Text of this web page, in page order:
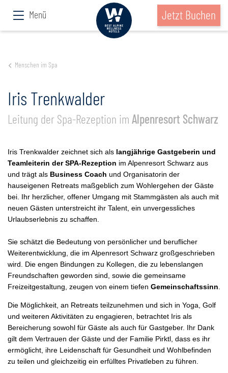
Menü Jetzt Buchen
Menschen im Spa
Iris Trenkwalder
Leitung der Spa-Rezeption im Alpenresort Schwarz
Iris Trenkwalder zeichnet sich als langjährige Gastgeberin und
Teamleiterin der SPA-Rezeption im Alpenresort Schwarz aus
und trägt als Business Coach und Organisatorin der
hauseigenen Retreats maßgeblich zum Wohlergehen der Gäste
bei. Ihr herzlicher, offener Umgang mit Stammgästen als auch mit
neuen Gästen unterstreicht ihr Talent, ein unvergessliches
Urlaubserlebnis zu schaffen.
Sie schätzt die Bedeutung von persönlicher und beruflicher
Weiterentwicklung, die im Alpenresort Schwarz großgeschrieben
wird. Die engen Bindungen zu Kollegen, die zu lebenslangen
Freundschaften geworden sind, sowie die gemeinsame
Freizeitgestaltung, zeugen von einem tiefen Gemeinschaftssinn.
Die Möglichkeit, an Retreats teilzunehmen und sich in Yoga, Golf
und weiteren Aktivitäten zu engagieren, betrachtet Iris als
Bereicherung sowohl für Gäste als auch für Gastgeber. Ihr Dank
gilt dem Vertrauen der Gäste und der Familie Pirktl, dass es ihr
ermöglicht, ihre Leidenschaft für Gesundheit und Wohlbefinden
zu teilen und gleichzeitig ein erfülltes Privatleben zu führen.